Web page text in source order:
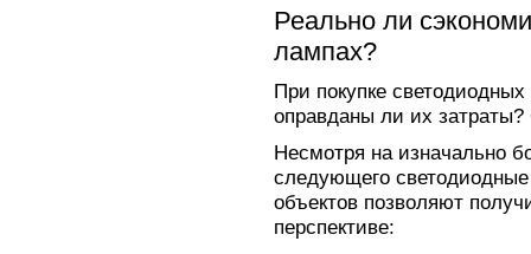
Реально ли
лампах?
При покупке
оправданы ли их
Несмотря на изначально
следующего
объектов позволяют
перспективе: